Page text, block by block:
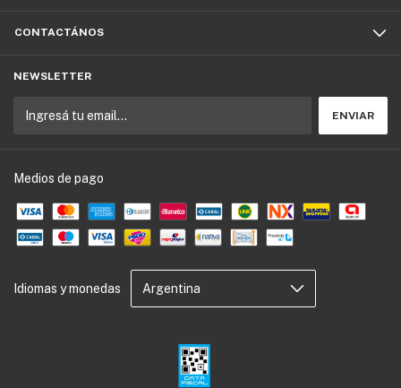
CONTACTÁNOS
NEWSLETTER
Medios de pago
Idiomas y monedas